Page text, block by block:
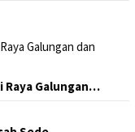
Raya Galungan…